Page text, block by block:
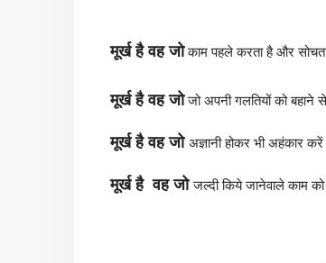
मूर्ख है वहजोकाम पहले करता है और
मूर्ख है वहजोजो अपनी गलतियों को बहाने
मूर्ख है वह जो अज्ञानी होकर भी अहंकार करें
मूर्ख है वहजो जल्दी किये जानेवाले काम